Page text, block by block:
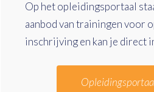
Op het opleidingsportaal
aanbod van trainingen voor
inschrijving en kan je direct